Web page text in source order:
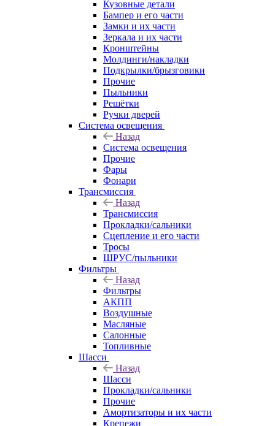
Кузовные детали
Бампер и его части
Замки и их части
Зеркала и их части
Кронштейны
Молдинги/накладки
Подкрылки/брызговики
Прочие
Пыльники
Решётки
Ручки дверей
Система освещения
Назад
Система освещения
Прочие
Фары
Фонари
Трансмиссия
Назад
Трансмиссия
Прокладки/сальники
Сцепление и его части
Тросы
ШРУС/пыльники
Фильтры
Назад
Фильтры
АКПП
Воздушные
Масляные
Салонные
Топливные
Шасси
Назад
Шасси
Прокладки/сальники
Прочие
Амортизаторы и их части
Крепежи